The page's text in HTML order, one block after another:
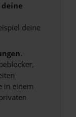
deine
in einem